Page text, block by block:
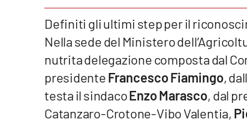
Venti di comunicazione
Streaming
Definiti gli ultimi step per il
Nella sede del Ministero
nutrita delegazione composta dal
presidenteFrancesco Fiamingo,
testa il sindacoEnzo Marasco, dal
Catanzaro-Crotone-Vibo Valentia,